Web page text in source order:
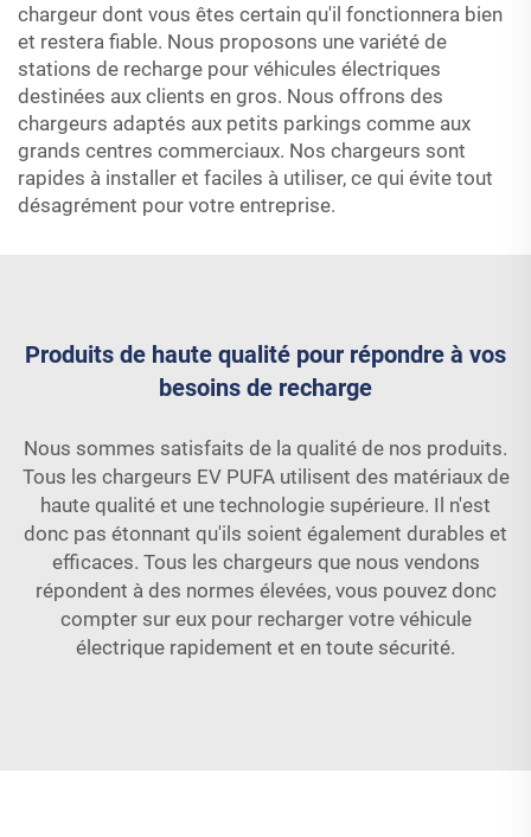
chargeur dont vous êtes certain qu'il fonctionnera bien
et restera fiable. Nous proposons une variété de
stations de recharge pour véhicules électriques
destinées aux clients en gros. Nous offrons des
chargeurs adaptés aux petits parkings comme aux
grands centres commerciaux. Nos chargeurs sont
rapides à installer et faciles à utiliser, ce qui évite tout
désagrément pour votre entreprise.
Produits de haute qualité pour répondre à vos
besoins de recharge
Nous sommes satisfaits de la qualité de nos produits.
Tous les chargeurs EV PUFA utilisent des matériaux de
haute qualité et une technologie supérieure. Il n'est
donc pas étonnant qu'ils soient également durables et
efficaces. Tous les chargeurs que nous vendons
répondent à des normes élevées, vous pouvez donc
compter sur eux pour recharger votre véhicule
électrique rapidement et en toute sécurité.